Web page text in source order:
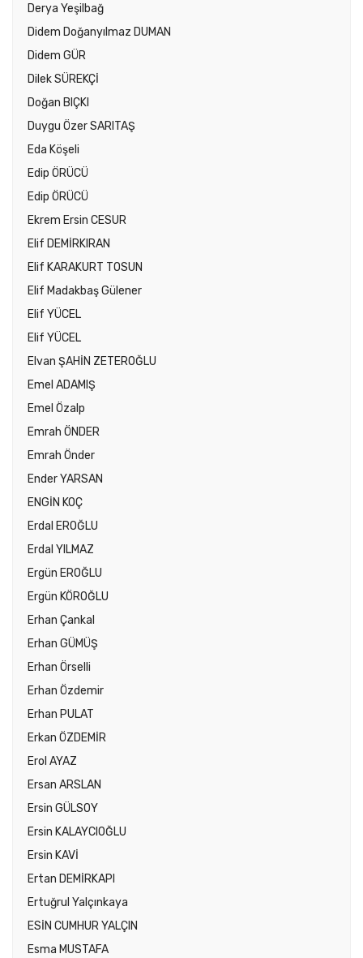
Derya Yeşilbağ
Didem Doğanyılmaz DUMAN
Didem GÜR
Dilek SÜREKÇİ
Doğan BIÇKI
Duygu Özer SARITAŞ
Eda Köşeli
Edip ÖRÜCÜ
Edip ÖRÜCÜ
Ekrem Ersin CESUR
Elif DEMİRKIRAN
Elif KARAKURT TOSUN
Elif Madakbaş Gülener
Elif YÜCEL
Elif YÜCEL
Elvan ŞAHİN ZETEROĞLU
Emel ADAMIŞ
Emel Özalp
Emrah ÖNDER
Emrah Önder
Ender YARSAN
ENGİN KOÇ
Erdal EROĞLU
Erdal YILMAZ
Ergün EROĞLU
Ergün KÖROĞLU
Erhan Çankal
Erhan GÜMÜŞ
Erhan Örselli
Erhan Özdemir
Erhan PULAT
Erkan ÖZDEMİR
Erol AYAZ
Ersan ARSLAN
Ersin GÜLSOY
Ersin KALAYCIOĞLU
Ersin KAVİ
Ertan DEMİRKAPI
Ertuğrul Yalçınkaya
ESİN CUMHUR YALÇIN
Esma MUSTAFA